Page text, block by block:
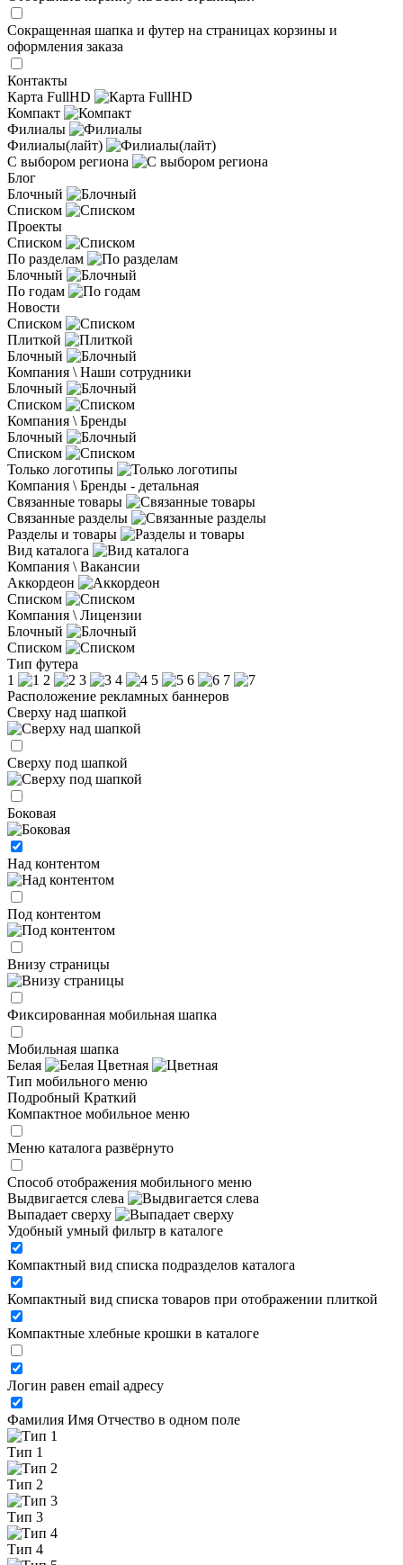
Сокращенная шапка и футер на страницах корзины и
оформления заказа
Контакты
Карта FullHD
Компакт
Филиалы
Филиалы(лайт)
С выбором региона
Блог
Блочный
Списком
Проекты
Списком
По разделам
Блочный
По годам
Новости
Списком
Плиткой
Блочный
Компания \ Наши сотрудники
Блочный
Списком
Компания \ Бренды
Блочный
Списком
Только логотипы
Компания \ Бренды - детальная
Связанные товары
Связанные разделы
Разделы и товары
Вид каталога
Компания \ Вакансии
Аккордеон
Списком
Компания \ Лицензии
Блочный
Списком
Тип футера
1
2 3 4 5 6
7
Расположение рекламных баннеров
Сверху над шапкой
Сверху под шапкой
Боковая
Над контентом
Под контентом
Внизу страницы
Фиксированная мобильная шапка
Мобильная шапка
Белая
Цветная
Тип мобильного меню
Подробный Краткий
Компактное мобильное меню
Меню каталога развёрнуто
Способ отображения мобильного меню
Выдвигается слева
Выпадает сверху
Удобный умный фильтр в каталоге
Компактный вид списка подразделов каталога
Компактный вид списка товаров при отображении плиткой
Компактные хлебные крошки в каталоге
Логин равен email адресу
Фамилия Имя Отчество в одном поле
Тип 1
Тип 2
Тип 3
Тип 4